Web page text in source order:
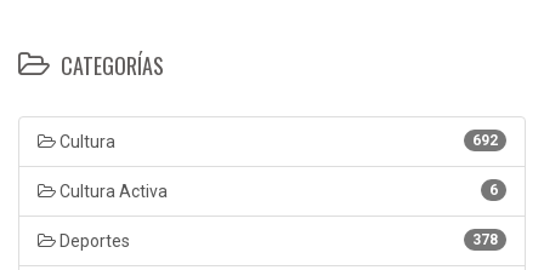
CATEGORÍAS
692
Cultura
6
Cultura Activa
378
Deportes